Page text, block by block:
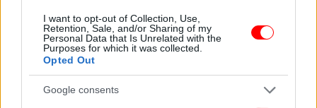
I want to opt-out of Collection, Use,
Retention, Sale, and/or Sharing of my
Personal Data that Is Unrelated with the
Purposes for which it was collected.
Opted Out
Google consents
ΟΛΕΣ ΟΙ ΕΙΔΗΣΕΙΣ
Αποθέωση του Maestro από το παγκόσμιο κοινό: «Όσο
πιο κοντά στην τελειότητα μπορεί να φτάσει μια σειρά»
Μάκης Χριστοδουλόπουλος: Ο απίστευτος τρόπος με
τον οποίο τον «εξαφάνισαν» από την αφίσα, μετά την